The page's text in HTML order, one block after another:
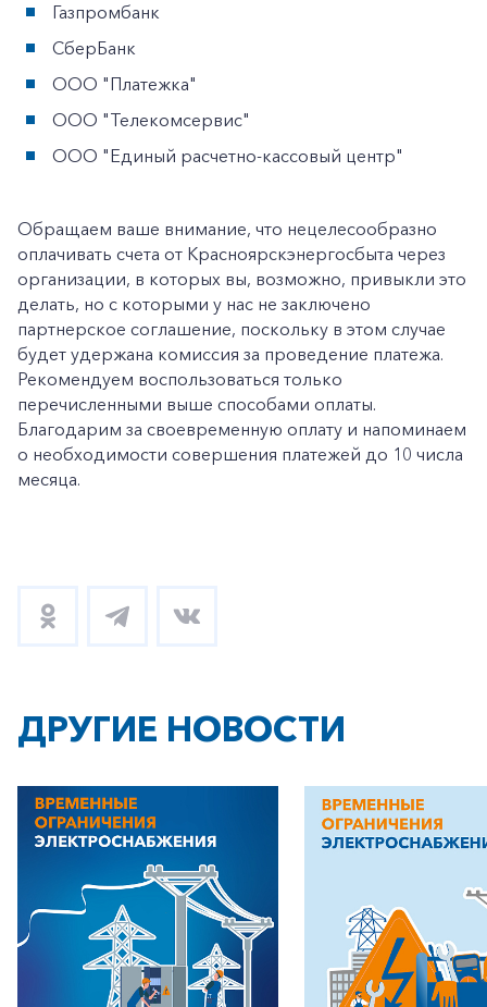
+7-800-700-24-57
Частным клиентам
Корпоративным клиентам
Газпромбанк
СберБанк
ООО "Платежка"
ООО "Телекомсервис"
ООО "Единый расчетно-кассовый центр"
Обращаем ваше внимание, что нецелесообразно
оплачивать счета от Красноярскэнергосбыта через
организации, в которых вы, возможно, привыкли это
делать, но с которыми у нас не заключено
партнерское соглашение, поскольку в этом случае
будет удержана комиссия за проведение платежа.
Рекомендуем воспользоваться только
перечисленными выше способами оплаты.
Благодарим за своевременную оплату и напоминаем
о необходимости совершения платежей до 10 числа
месяца.
ДРУГИЕ НОВОСТИ